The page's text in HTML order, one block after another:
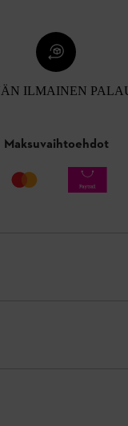
ILMAINEN
Maksuvaihtoehdot